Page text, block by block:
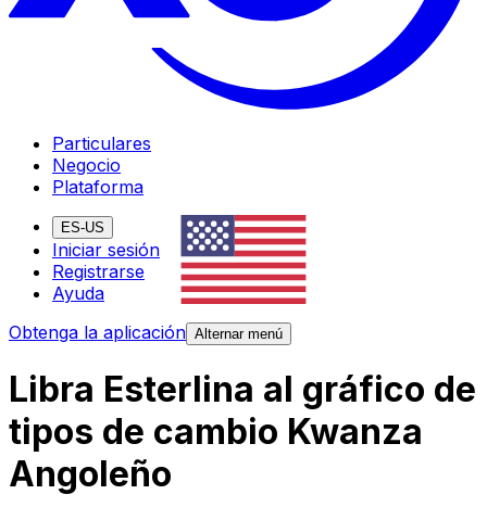
Particulares
Negocio
Plataforma
ES-US
Iniciar sesión
Registrarse
Ayuda
Obtenga la aplicación Alternar menú
Libra Esterlina al gráfico de
tipos de cambio Kwanza
Angoleño